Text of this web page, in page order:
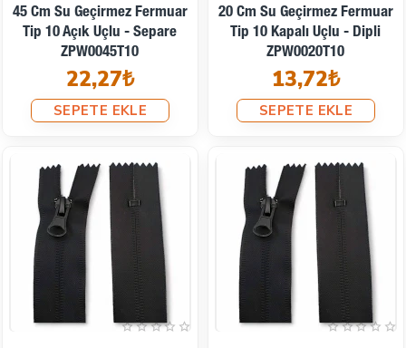
45 Cm Su Geçirmez Fermuar
Tip 10 Açık Uçlu - Separe
ZPW0045T10
22,27₺
SEPETE EKLE
20 Cm Su Geçirmez Fermuar
Tip 10 Kapalı Uçlu - Dipli
ZPW0020T10
13,72₺
SEPETE EKLE